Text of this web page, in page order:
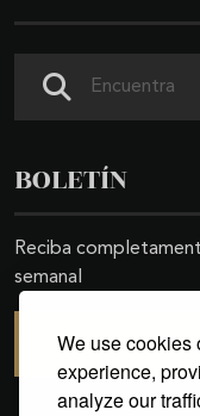
We use cookies
experience,
analyze our
BOLETÍN
Reciba
semanal